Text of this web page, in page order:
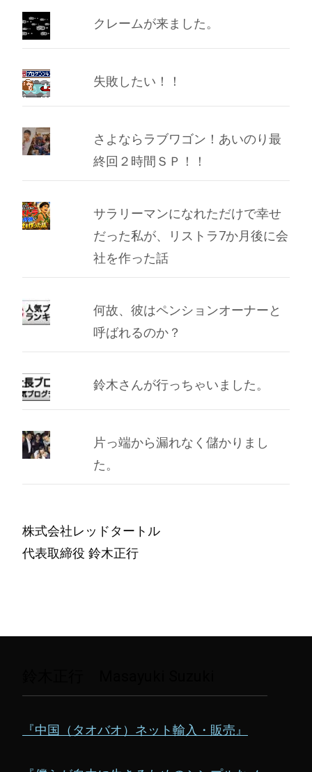
ブ
クレームが来ました。
失敗したい！！
さよならラブワゴン！あいのり最
終回２時間ＳＰ！！
サラリーマンになれただけで幸せ
だった私が、リストラ7か月後に会
社を作った話
何故、彼はペンションオーナーと
呼ばれるのか？
鈴木さんが行っちゃいました。
片っ端から漏れなく儲かりまし
た。
株式会社レッドタートル
代表取締役 鈴木正行
『中国（タオバオ）ネット輸入・販売』